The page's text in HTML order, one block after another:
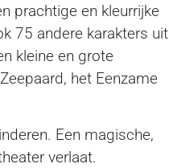
prachtige en kleurrijke
75 andere karakters uit
kleine en grote
het Eenzame
Een magische,
verlaat.